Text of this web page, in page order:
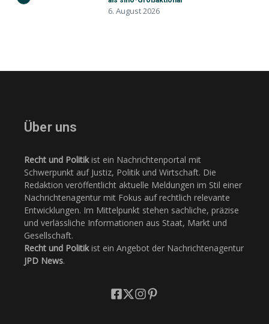
6. August 2026
Über uns
Recht und Politikist ein Nachrichtenportal mit
Schwerpunkt auf Justiz, Politik und Wirtschaft. Die
Redaktion veröffentlicht aktuelle Meldungen im Stil einer
Nachrichtenagentur mit Fokus auf rechtlich relevante
Entwicklungen. Im Mittelpunkt stehen sachliche, präzise
und verlässliche Informationen aus Staat, Markt und
Gesellschaft.
Recht und Politikist ein Angebot der Nachrichtenagentur
JPD News.